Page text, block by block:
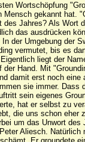
Wortschöpfung
Mensch gekannt hat.
des Jahres? Als Wort
das ausdrücken
der Umgebung der
vermutet, bis es
liegt der
der Hand. Mit
damit erst noch eine
sie immer. Dass
sein eigenes
hat er selbst zu
die uns schon eher
um das Unwort des
Aliesch. Natürlich